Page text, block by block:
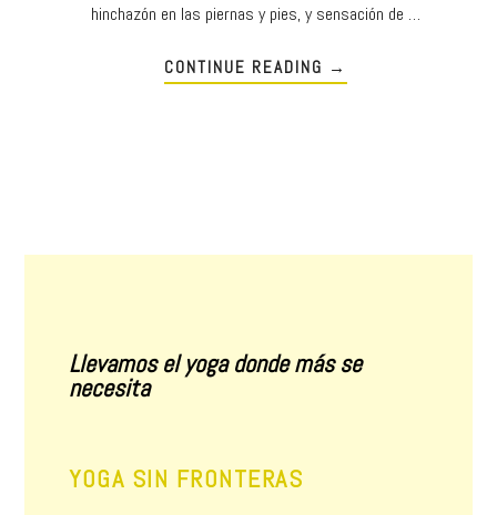
hinchazón en las piernas y pies, y sensación de …
CONTINUE READING →
Llevamos el yoga donde más se
necesita
YOGA SIN FRONTERAS